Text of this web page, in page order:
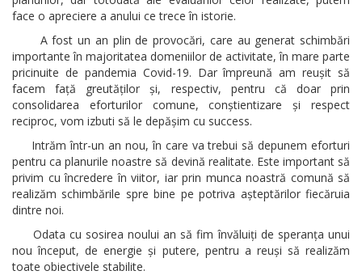
face o apreciere a anului ce trece în istorie.
A fost un an plin de provocări, care au generat schimbări
importante în majoritatea domeniilor de activitate, în mare parte
pricinuite de pandemia Covid-19. Dar împreună am reușit să
facem față greutăților și, respectiv, pentru că doar prin
consolidarea eforturilor comune, conștientizare și respect
reciproc, vom izbuti să le depășim cu success.
Intrăm într-un an nou, în care va trebui să depunem eforturi
pentru ca planurile noastre să devină realitate. Este important să
privim cu încredere în viitor, iar prin munca noastră comună să
realizăm schimbările spre bine pe potriva așteptărilor fiecăruia
dintre noi.
Odata cu sosirea noului an să fim învăluiți de speranța unui
nou început, de energie și putere, pentru a reuși să realizăm
toate obiectivele stabilite.